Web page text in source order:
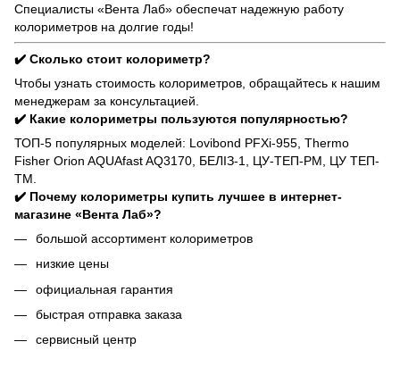
Специалисты «Вента Лаб» обеспечат надежную работу
колориметров на долгие годы!
✔️ Сколько стоит колориметр?
Чтобы узнать стоимость колориметров, обращайтесь к нашим
менеджерам за консультацией.
✔️ Какие колориметры пользуются популярностью?
ТОП-5 популярных моделей: Lovibond PFXi-955, Thermo
Fisher Orion AQUAfast AQ3170, БЕЛІЗ-1, ЦУ-ТЕП-РМ, ЦУ ТЕП-
ТМ.
✔️ Почему колориметры купить лучшее в интернет-
магазине «Вента Лаб»?
большой ассортимент колориметров
низкие цены
официальная гарантия
быстрая отправка заказа
сервисный центр